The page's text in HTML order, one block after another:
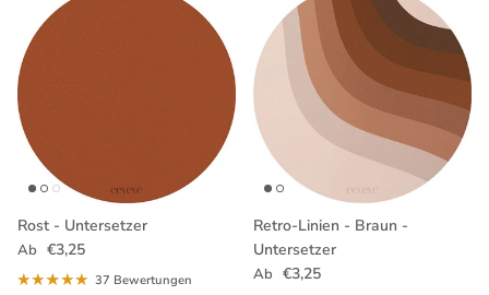
Rost - Untersetzer
Normaler Preis
Ab €3,25
37 Bewertungen
Retro-Linien - Braun -
Untersetzer
Normaler Preis
Ab €3,25